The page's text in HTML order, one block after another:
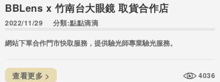
BBLens x 竹南台大眼鏡 取貨合作店
2022/11/29 分類:點點滴滴
網站下單合作門市快取服務，提供驗光師專業驗光服務。
查看更多 > 4036